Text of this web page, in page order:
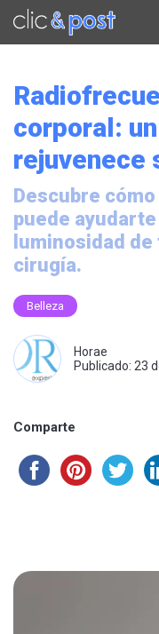
Saltar
contenido
corporal:
rejuvenece
Descubre
puede
luminosidad
cirugía.
Belleza
Horae
Publicado: 23
Comparte